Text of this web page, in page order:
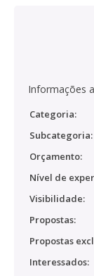
Informações
Categoria:
Subcategoria:
Orçamento:
Nível de
Visibilidade:
Propostas:
Propostas
Interessados: